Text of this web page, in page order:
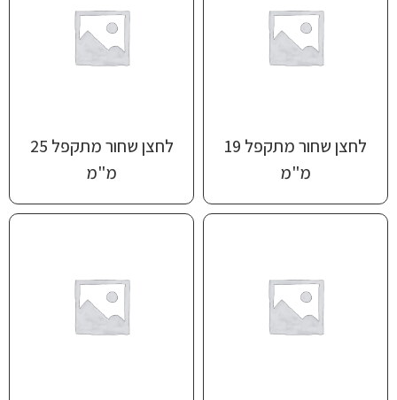
לחצן שחור מתקפל 19
מ"מ
לחצן שחור מתקפל 25
מ"מ